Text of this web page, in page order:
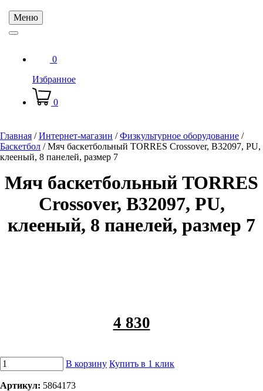
Меню
0
Избранное
0
Главная /Интернет-магазин /Физкультурное оборудование /
Баскетбол /Мяч баскетбольный TORRES Crossover, B32097, PU,
клееный, 8 панелей, размер 7
Мяч баскетбольный TORRES
Crossover, B32097, PU,
клееный, 8 панелей, размер 7
4 830
В корзину Купить в 1 клик
Артикул: 5864173